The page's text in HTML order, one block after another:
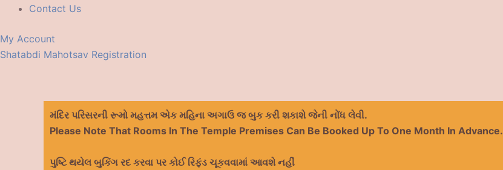
Contact Us
My Account
Shatabdi Mahotsav Registration
મંદિર પરિસરની રૂમો મહત્તમ એક મહિના અગાઉ જ બુક કરી શકાશે જેની નોંધ લેવી.
Please Note That Rooms In The Temple Premises Can Be Booked Up To One Month In Advance.
પુષ્ટિ થયેલ બુકિંગ રદ કરવા પર કોઈ રિફંડ ચૂકવવામાં આવશે નહીં